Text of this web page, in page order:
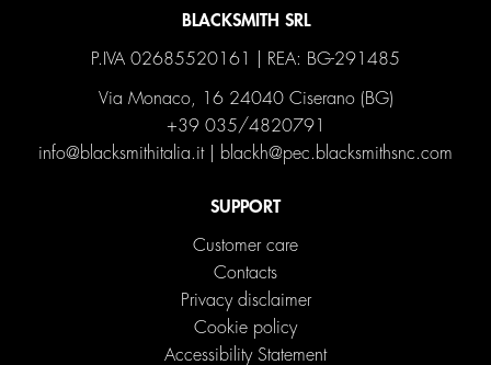
BLACKSMITH SRL
P.IVA 02685520161 | REA: BG-291485
Via Monaco, 16 24040 Ciserano (BG)
+39 035/4820791
info@blacksmithitalia.it| blackh@pec.blacksmithsnc.com
SUPPORT
Customer care
Contacts
Privacy disclaimer
Cookie policy
Accessibility Statement